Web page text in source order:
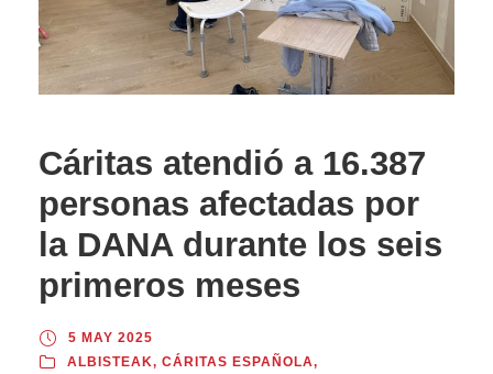
Cáritas atendió a 16.387
personas afectadas por
la DANA durante los seis
primeros meses
5 MAY 2025
ALBISTEAK, CÁRITAS ESPAÑOLA,